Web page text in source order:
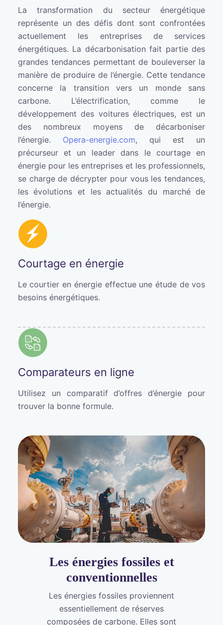
La transformation du secteur énergétique
représente un des défis dont sont confrontées
actuellement les entreprises de services
énergétiques. La décarbonisation fait partie des
grandes tendances permettant de bouleverser la
manière de produire de l’énergie. Cette tendance
concerne la transition vers un monde sans
carbone. L’électrification, comme le
développement des voitures électriques, est un
des nombreux moyens de décarboniser
l’énergie. Opera-energie.com, qui est un
précurseur et un leader dans le courtage en
énergie pour les entreprises et les professionnels,
se charge de décrypter pour vous les tendances,
les évolutions et les actualités du marché de
l’énergie.
Courtage en énergie
Le courtier en énergie effectue une étude de vos
besoins énergétiques.
Comparateurs en ligne
Utilisez un comparatif d’offres d’énergie pour
trouver la bonne formule.
Les énergies fossiles et
conventionnelles
Les énergies fossiles proviennent
essentiellement de réserves
composées de carbone. Elles sont